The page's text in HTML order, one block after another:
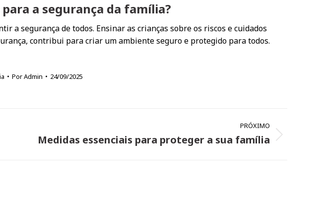
a segurança da família?
a segurança de todos. Ensinar as crianças sobre os riscos e cuidados
contribui para criar um ambiente seguro e protegido para todos.
PorAdmin 24/09/2025
PRÓXIMO
PróximoMedidas essenciais para proteger a sua família